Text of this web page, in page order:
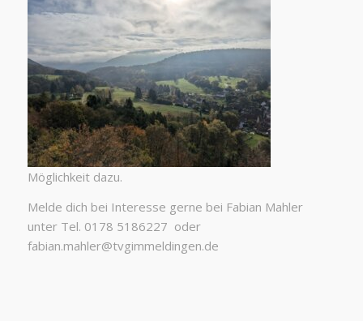
Möglichkeit dazu.
Melde dich bei Interesse gerne bei Fabian Mahler
unter Tel. 0178 5186227 oder
fabian.mahler@tvgimmeldingen.de